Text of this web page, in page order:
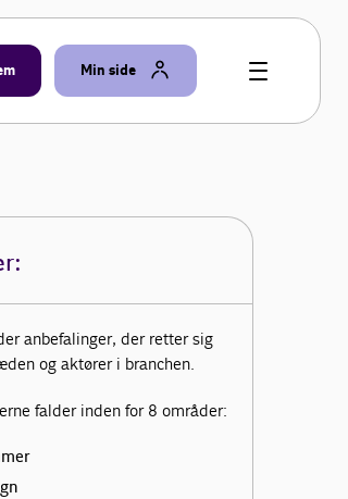
Min side
anbefalinger, der retter sig
og aktører i branchen.
falder inden for 8 områder: